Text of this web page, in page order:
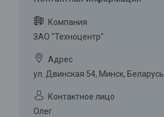
ЗАО "Техноцентр"
ул. Двинская 54, Минск, Беларусь
Олег